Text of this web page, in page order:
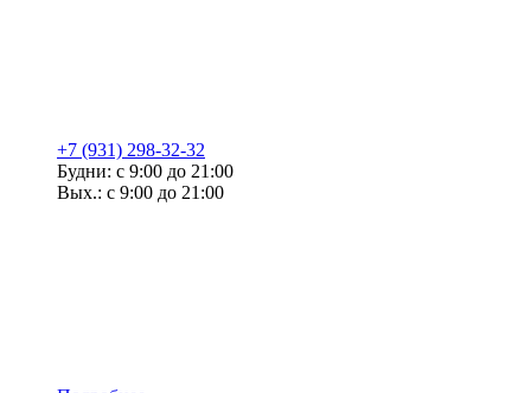
+7 (931) 298-32-32
Будни: с 9:00 до 21:00
Вых.: с 9:00 до 21:00